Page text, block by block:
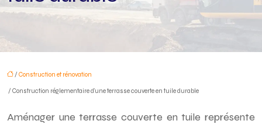
/ Construction et rénovation
/ Construction réglementaire d’une terrasse couverte en tuile durable
Aménager une terrasse couverte en tuile représente